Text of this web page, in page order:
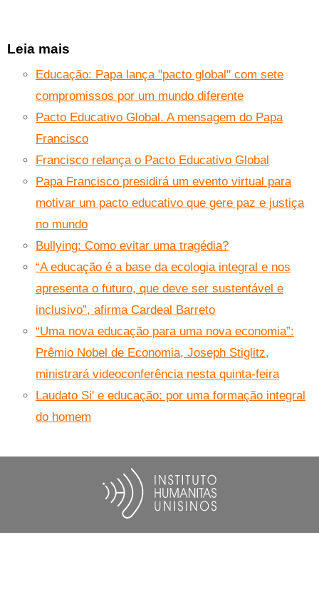
Leia mais
Educação: Papa lança "pacto global" com sete
compromissos por um mundo diferente
Pacto Educativo Global. A mensagem do Papa
Francisco
Francisco relança o Pacto Educativo Global
Papa Francisco presidirá um evento virtual para
motivar um pacto educativo que gere paz e justiça
no mundo
Bullying: Como evitar uma tragédia?
“A educação é a base da ecologia integral e nos
apresenta o futuro, que deve ser sustentável e
inclusivo”, afirma Cardeal Barreto
“Uma nova educação para uma nova economia”:
Prêmio Nobel de Economia, Joseph Stiglitz,
ministrará videoconferência nesta quinta-feira
Laudato Si' e educação: por uma formação integral
do homem